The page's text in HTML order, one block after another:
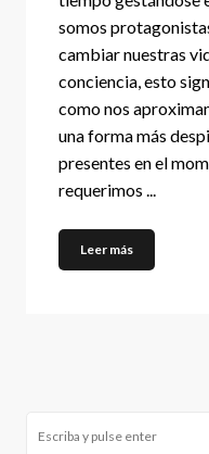
somos
cambiar nuestras
conciencia, esto
como nos
una forma más
presentes en el
requerimos ...
Leer más